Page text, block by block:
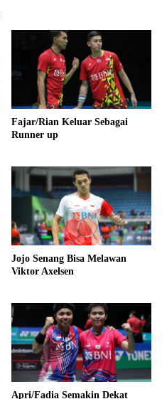
Fajar/Rian Keluar Sebagai
Runner up
Jojo Senang Bisa Melawan
Viktor Axelsen
Apri/Fadia Semakin Dekat